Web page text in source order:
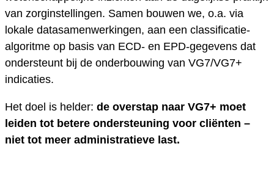
van zorginstellingen. Samen bouwen we, o.a. via
lokale datasamenwerkingen, aan een classificatie-
algoritme op basis van ECD- en EPD-gegevens dat
ondersteunt bij de onderbouwing van VG7/VG7+
indicaties.
Het doel is helder: de overstap naar VG7+ moet
leiden tot betere ondersteuning voor cliënten –
niet tot meer administratieve last.